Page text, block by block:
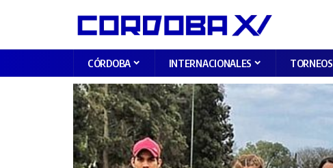
CÓRDOBA INTERNACIONALES TORNEOS